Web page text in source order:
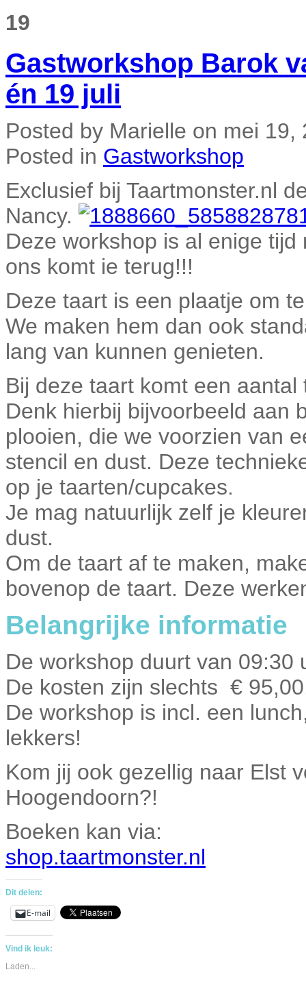
19
Gastworkshop Barok
én 19 juli
Posted by Marielle on mei 19,
Posted in Gastworkshop
Exclusief bij Taartmonster.nl
Nancy.
Deze workshop is al enige
ons komt ie terug!!!
Deze taart is een plaatje om
We maken hem dan ook
lang van kunnen genieten.
Bij deze taart komt een
Denk hierbij bijvoorbeeld aan
plooien, die we voorzien van
stencil en dust. Deze
op je taarten/cupcakes.
Je mag natuurlijk zelf je
dust.
Om de taart af te maken,
bovenop de taart. Deze
Belangrijke informatie
De workshop duurt van 09:30
De kosten zijn slechts €
De workshop is incl. een
lekkers!
Kom jij ook gezellig naar Elst
Hoogendoorn?!
Boeken kan via:
shop.taartmonster.nl
Dit delen:
E-mail
Vind ik leuk:
Laden...